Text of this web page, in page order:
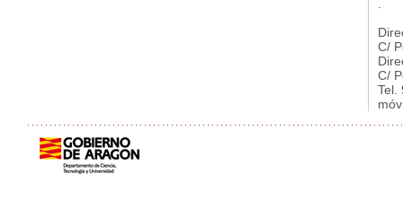
C/
C/
Tel.